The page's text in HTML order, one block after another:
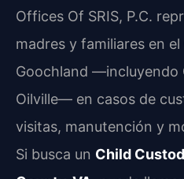
Offices Of SRIS, P.C.
madres y familiares en
Goochland —incluyendo
Oilville— en casos de
visitas, manutención y
Si busca un Child